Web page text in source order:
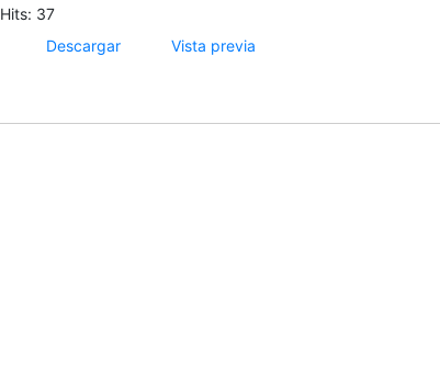
Hits: 37
Descargar
Vista previa